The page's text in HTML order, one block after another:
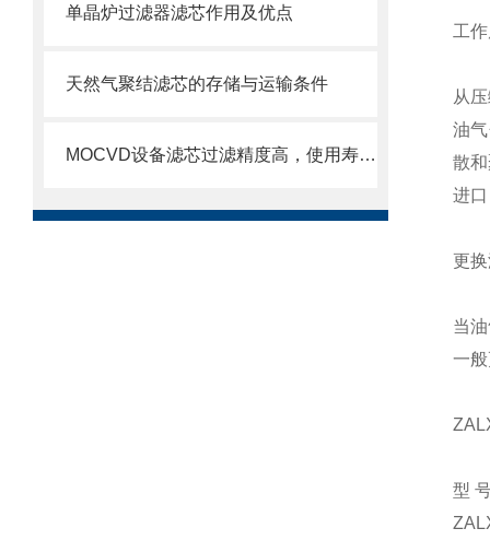
单晶炉过滤器滤芯作用及优点
天然气聚结滤芯的存储与运输条件
MOCVD设备滤芯过滤精度高，使用寿命长
工
从
油
散
进
更
当
一
型